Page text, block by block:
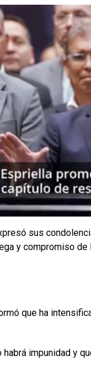
sus
y compromiso
que ha
impunidad y